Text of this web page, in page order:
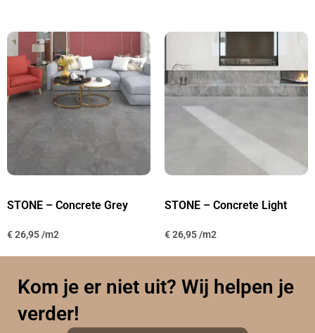
STONE – Concrete Grey
€26,95
STONE – Concrete Light
€26,95
Kom je er niet uit? Wij helpen je
verder!